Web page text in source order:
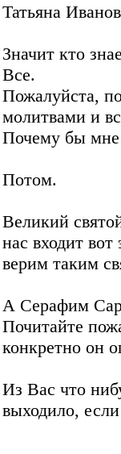
Татьяна
Значит кто
Все.
Пожалуйста,
молитвами и
Почему бы мне
Потом.
Великий
нас входит
верим таким
А Серафим
Почитайте
конкретно он
Из Вас что
выходило,